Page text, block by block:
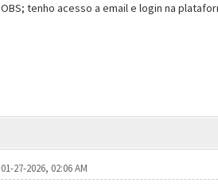
OBS; tenho acesso a email e login na
01-27-2026, 02:06 AM